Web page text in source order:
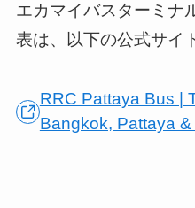
エカマイバスターミナ
表は、以下の公式サイ
RRC Pattaya Bus |
Bangkok, Pattaya